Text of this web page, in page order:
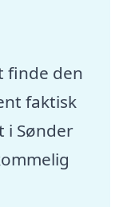
finde den
faktisk
i Sønder